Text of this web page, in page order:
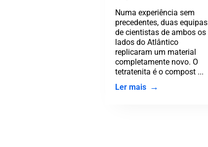
material
fascinante
encontrado em
meteorito
Numa experiência sem
precedentes, duas equipas
de cientistas de ambos os
lados do Atlântico
replicaram um material
completamente novo. O
tetratenita é o compost ...
Ler mais